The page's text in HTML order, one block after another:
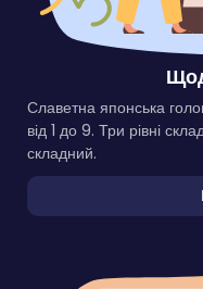
Славетна японська
від 1 до 9. Три рівні
складний.